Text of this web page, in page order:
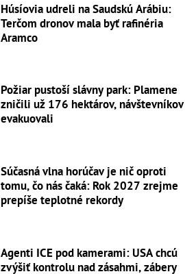
Húsíovia udreli na Saudskú Arábiu:
Terčom dronov mala byť rafinéria
Aramco
Požiar pustoší slávny park: Plamene
zničili už 176 hektárov, návštevníkov
evakuovali
Súčasná vlna horúčav je nič oproti
tomu, čo nás čaká: Rok 2027 zrejme
prepíše teplotné rekordy
Agenti ICE pod kamerami: USA chcú
zvýšiť kontrolu nad zásahmi, zábery